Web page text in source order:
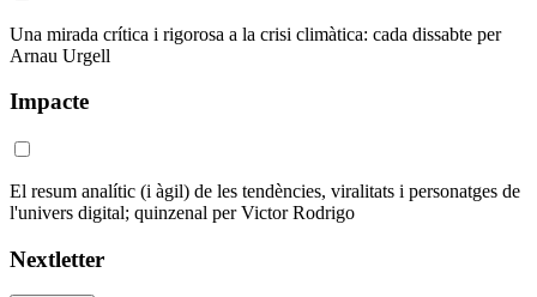
Una mirada crítica i rigorosa a la crisi climàtica: cada dissabte per
Arnau Urgell
Impacte
El resum analític (i àgil) de les tendències, viralitats i personatges de
l'univers digital; quinzenal per Victor Rodrigo
Nextletter